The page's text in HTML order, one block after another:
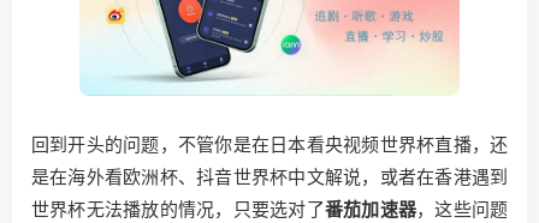
回到开头的问题，不管你是在日本看央视频世界杯直播，还
是在海外看欧洲杯、抖音世界杯中文解说，或者在香港遇到
世界杯无法播放的情况，只要选对了番茄加速器，这些问题